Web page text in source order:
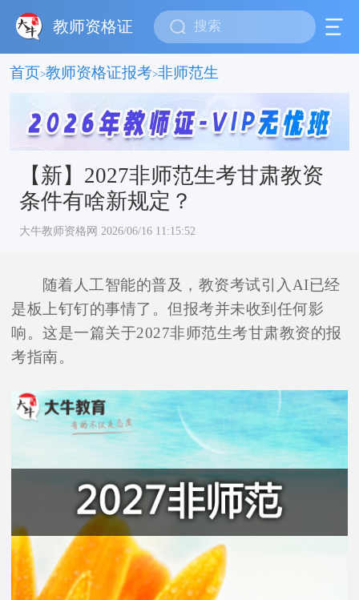
教师资格证
首页>教师资格证报考>非师范生
【新】2027非师范生考甘肃教资
条件有啥新规定？
大牛教师资格网 2026/06/16 11:15:52
随着人工智能的普及，教资考试引入AI已经
是板上钉钉的事情了。但报考并未收到任何影
响。这是一篇关于2027非师范生考甘肃教资的报
考指南。